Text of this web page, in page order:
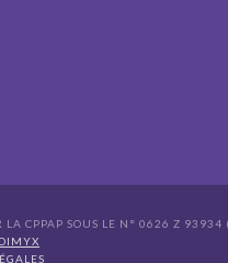
LA CPPAP SOUS LE N° 0626 Z
DIMYX